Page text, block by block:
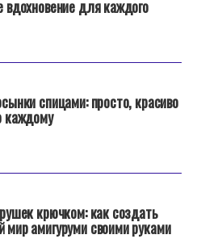
вдохновение для каждого
спицами: просто, красиво
каждому
крючком: как создать
амигуруми своими руками